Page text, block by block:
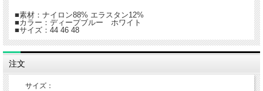
■素材：ナイロン88% エラスタン12%
■カラー：ディープブルー ホワイト
■サイズ：44 46 48
注文
サイズ：